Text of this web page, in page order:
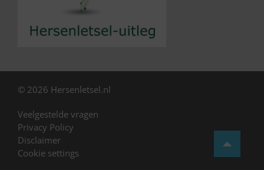
© 2026 Hersenletsel.nl
Veelgestelde vragen
Privacy Policy
Disclaimer
Cookie settings